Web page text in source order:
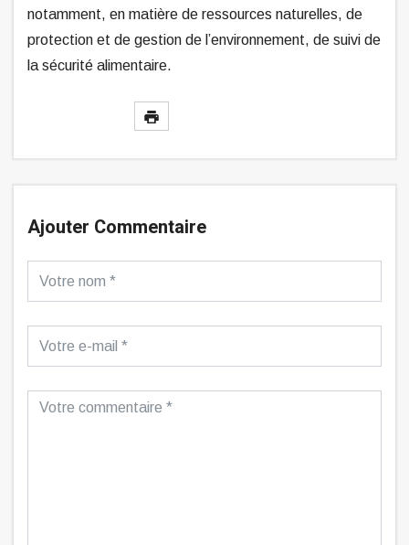
notamment, en matière de ressources naturelles, de
protection et de gestion de l’environnement, de suivi de
la sécurité alimentaire.
Ajouter Commentaire